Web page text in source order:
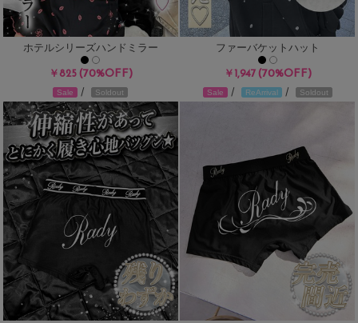
ホテルシリーズハンドミラー
￥825(70%OFF)
ファーバケットハット
￥1,947(70%OFF)
Sale / Soldout Sale / ReArrival / Soldout